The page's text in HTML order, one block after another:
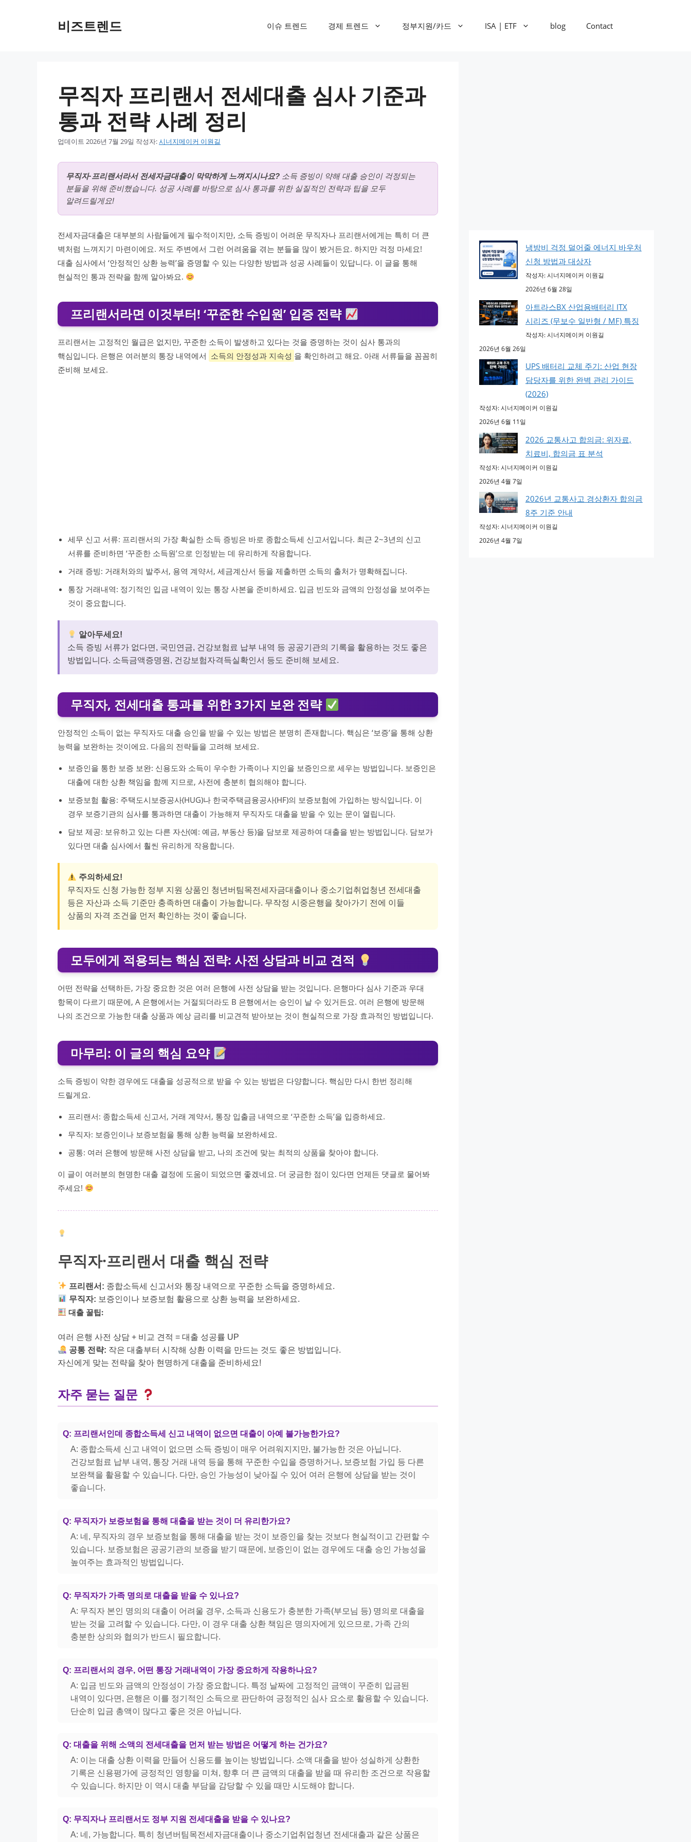
비즈트렌드 이슈 트렌드 경제 트렌드 정부지원/카드 ISA | ETF blog Contact
무직자 프리랜서 전세대출 심사 기준과
통과 전략 사례 정리
업데이트 2026년 7월 29일 작성자:시너지메이커 이원길
무직자·프리랜서라서 전세자금대출이 막막하게 느껴지시나요? 소득 증빙이 약해 대출 승인이 걱정되는
분들을 위해 준비했습니다. 성공 사례를 바탕으로 심사 통과를 위한 실질적인 전략과 팁을 모두
알려드릴게요!
전세자금대출은 대부분의 사람들에게 필수적이지만, 소득 증빙이 어려운 무직자나 프리랜서에게는 특히 더 큰
벽처럼 느껴지기 마련이에요. 저도 주변에서 그런 어려움을 겪는 분들을 많이 봤거든요. 하지만 걱정 마세요!
대출 심사에서 ‘안정적인 상환 능력’을 증명할 수 있는 다양한 방법과 성공 사례들이 있답니다. 이 글을 통해
현실적인 통과 전략을 함께 알아봐요.
프리랜서라면 이것부터! ‘꾸준한 수입원’ 입증 전략
프리랜서는 고정적인 월급은 없지만, 꾸준한 소득이 발생하고 있다는 것을 증명하는 것이 심사 통과의
핵심입니다. 은행은 여러분의 통장 내역에서 소득의 안정성과 지속성 을 확인하려고 해요. 아래 서류들을 꼼꼼히
준비해 보세요.
세무 신고 서류: 프리랜서의 가장 확실한 소득 증빙은 바로 종합소득세 신고서입니다. 최근 2~3년의 신고
서류를 준비하면 ‘꾸준한 소득원’으로 인정받는 데 유리하게 작용합니다.
거래 증빙: 거래처와의 발주서, 용역 계약서, 세금계산서 등을 제출하면 소득의 출처가 명확해집니다.
통장 거래내역: 정기적인 입금 내역이 있는 통장 사본을 준비하세요. 입금 빈도와 금액의 안정성을 보여주는
것이 중요합니다.
알아두세요!
소득 증빙 서류가 없다면, 국민연금, 건강보험료 납부 내역 등 공공기관의 기록을 활용하는 것도 좋은
방법입니다. 소득금액증명원, 건강보험자격득실확인서 등도 준비해 보세요.
무직자, 전세대출 통과를 위한 3가지 보완 전략
안정적인 소득이 없는 무직자도 대출 승인을 받을 수 있는 방법은 분명히 존재합니다. 핵심은 ‘보증’을 통해 상환
능력을 보완하는 것이에요. 다음의 전략들을 고려해 보세요.
보증인을 통한 보증 보완: 신용도와 소득이 우수한 가족이나 지인을 보증인으로 세우는 방법입니다. 보증인은
대출에 대한 상환 책임을 함께 지므로, 사전에 충분히 협의해야 합니다.
보증보험 활용: 주택도시보증공사(HUG)나 한국주택금융공사(HF)의 보증보험에 가입하는 방식입니다. 이
경우 보증기관의 심사를 통과하면 대출이 가능해져 무직자도 대출을 받을 수 있는 문이 열립니다.
담보 제공: 보유하고 있는 다른 자산(예: 예금, 부동산 등)을 담보로 제공하여 대출을 받는 방법입니다. 담보가
있다면 대출 심사에서 훨씬 유리하게 작용합니다.
주의하세요!
무직자도 신청 가능한 정부 지원 상품인 청년버팀목전세자금대출이나 중소기업취업청년 전세대출
등은 자산과 소득 기준만 충족하면 대출이 가능합니다. 무작정 시중은행을 찾아가기 전에 이들
상품의 자격 조건을 먼저 확인하는 것이 좋습니다.
모두에게 적용되는 핵심 전략: 사전 상담과 비교 견적
어떤 전략을 선택하든, 가장 중요한 것은 여러 은행에 사전 상담을 받는 것입니다. 은행마다 심사 기준과 우대
항목이 다르기 때문에, A 은행에서는 거절되더라도 B 은행에서는 승인이 날 수 있거든요. 여러 은행에 방문해
나의 조건으로 가능한 대출 상품과 예상 금리를 비교견적 받아보는 것이 현실적으로 가장 효과적인 방법입니다.
마무리: 이 글의 핵심 요약
소득 증빙이 약한 경우에도 대출을 성공적으로 받을 수 있는 방법은 다양합니다. 핵심만 다시 한번 정리해
드릴게요.
프리랜서: 종합소득세 신고서, 거래 계약서, 통장 입출금 내역으로 ‘꾸준한 소득’을 입증하세요.
무직자: 보증인이나 보증보험을 통해 상환 능력을 보완하세요.
공통: 여러 은행에 방문해 사전 상담을 받고, 나의 조건에 맞는 최적의 상품을 찾아야 합니다.
이 글이 여러분의 현명한 대출 결정에 도움이 되었으면 좋겠네요. 더 궁금한 점이 있다면 언제든 댓글로 물어봐
주세요!
무직자·프리랜서 대출 핵심 전략
프리랜서: 종합소득세 신고서와 통장 내역 으로 꾸준한 소득을 증명하세요.
무직자: 보증인이나 보증보험 활용으로 상환 능력을 보완하세요.
대출 꿀팁:
여러 은행 사전 상담 + 비교 견적 = 대출 성공률 UP
공통 전략: 작은 대출부터 시작해 상환 이력을 만드는 것도 좋은 방법입니다.
자신에게 맞는 전략을 찾아 현명하게 대출을 준비하세요!
자주 묻는 질문
Q: 프리랜서인데 종합소득세 신고 내역이 없으면 대출이 아예 불가능한가요?
A: 종합소득세 신고 내역이 없으면 소득 증빙이 매우 어려워지지만, 불가능한 것은 아닙니다.
건강보험료 납부 내역, 통장 거래 내역 등을 통해 꾸준한 수입을 증명하거나, 보증보험 가입 등 다른
보완책을 활용할 수 있습니다. 다만, 승인 가능성이 낮아질 수 있어 여러 은행에 상담을 받는 것이
좋습니다.
Q: 무직자가 보증보험을 통해 대출을 받는 것이 더 유리한가요?
A: 네, 무직자의 경우 보증보험을 통해 대출을 받는 것이 보증인을 찾는 것보다 현실적이고 간편할 수
있습니다. 보증보험은 공공기관의 보증을 받기 때문에, 보증인이 없는 경우에도 대출 승인 가능성을
높여주는 효과적인 방법입니다.
Q: 무직자가 가족 명의로 대출을 받을 수 있나요?
A: 무직자 본인 명의의 대출이 어려울 경우, 소득과 신용도가 충분한 가족(부모님 등) 명의로 대출을
받는 것을 고려할 수 있습니다. 다만, 이 경우 대출 상환 책임은 명의자에게 있으므로, 가족 간의
충분한 상의와 협의가 반드시 필요합니다.
Q: 프리랜서의 경우, 어떤 통장 거래내역이 가장 중요하게 작용하나요?
A: 입금 빈도와 금액의 안정성이 가장 중요합니다. 특정 날짜에 고정적인 금액이 꾸준히 입금된
내역이 있다면, 은행은 이를 정기적인 소득으로 판단하여 긍정적인 심사 요소로 활용할 수 있습니다.
단순히 입금 총액이 많다고 좋은 것은 아닙니다.
Q: 대출을 위해 소액의 전세대출을 먼저 받는 방법은 어떻게 하는 건가요?
A: 이는 대출 상환 이력을 만들어 신용도를 높이는 방법입니다. 소액 대출을 받아 성실하게 상환한
기록은 신용평가에 긍정적인 영향을 미쳐, 향후 더 큰 금액의 대출을 받을 때 유리한 조건으로 작용할
수 있습니다. 하지만 이 역시 대출 부담을 감당할 수 있을 때만 시도해야 합니다.
Q: 무직자나 프리랜서도 정부 지원 전세대출을 받을 수 있나요?
A: 네, 가능합니다. 특히 청년버팀목전세자금대출이나 중소기업취업청년 전세대출과 같은 상품은
냉방비 걱정 덜어줄 에너지 바우처
신청 방법과 대상자
작성자: 시너지메이커 이원길
2026년 6월 28일
아트라스BX 산업용배터리 ITX
시리즈 (무보수 일반형 / MF) 특징
작성자: 시너지메이커 이원길
2026년 6월 26일
UPS 배터리 교체 주기: 산업 현장
담당자를 위한 완벽 관리 가이드
(2026)
작성자: 시너지메이커 이원길
2026년 6월 11일
2026 교통사고 합의금: 위자료,
치료비, 합의금 표 분석
작성자: 시너지메이커 이원길
2026년 4월 7일
2026년 교통사고 경상환자 합의금
8주 기준 안내
작성자: 시너지메이커 이원길
2026년 4월 7일